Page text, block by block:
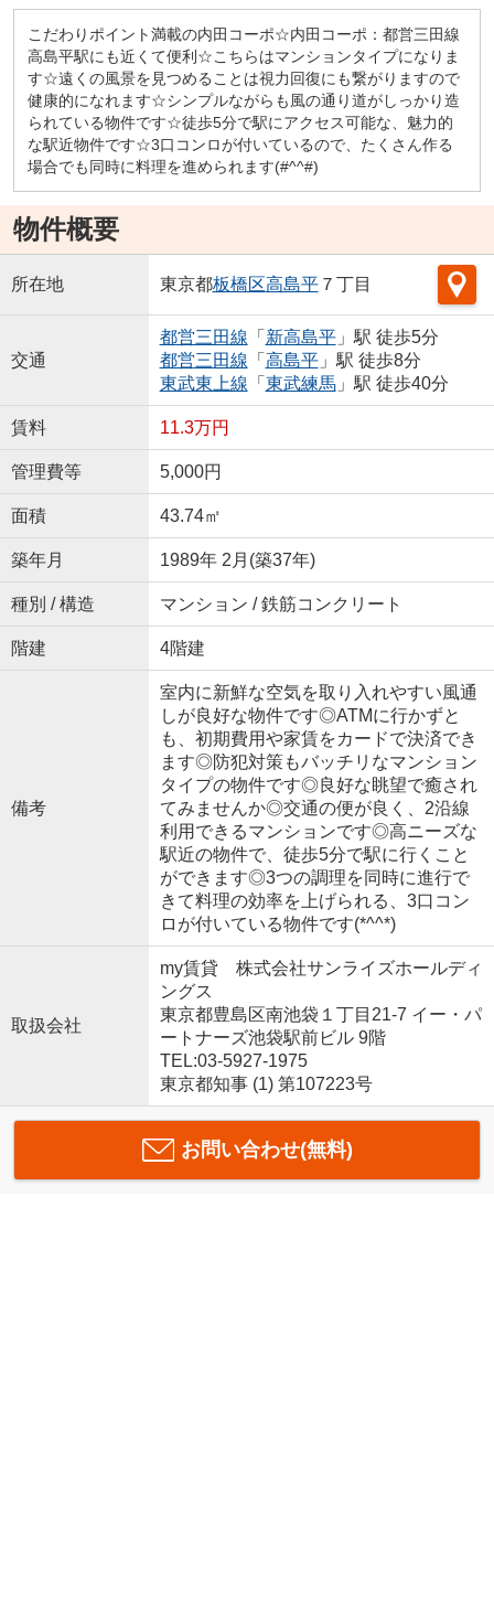
こだわりポイント満載の内田コーポ☆内田コーポ：都営三田線
高島平駅にも近くて便利☆こちらはマンションタイプになりま
す☆遠くの風景を見つめることは視力回復にも繋がりますので
健康的になれます☆シンプルながらも風の通り道がしっかり造
られている物件です☆徒歩5分で駅にアクセス可能な、魅力的
な駅近物件です☆3口コンロが付いているので、たくさん作る
場合でも同時に料理を進められます(#^^#)
物件概要
所在地 東京都板橋区高島平７丁目
交通
都営三田線 「 新高島平」駅 徒歩5分
都営三田線 「 高島平」駅 徒歩8分
東武東上線 「 東武練馬」駅 徒歩40分
賃料 11.3万円
管理費等 5,000円
面積 43.74㎡
築年月 1989年 2月(築37年)
種別 / 構造 マンション / 鉄筋コンクリート
階建 4階建
備考
室内に新鮮な空気を取り入れやすい風通
しが良好な物件です◎ATMに行かずと
も、初期費用や家賃をカードで決済でき
ます◎防犯対策もバッチリなマンション
タイプの物件です◎良好な眺望で癒され
てみませんか◎交通の便が良く、2沿線
利用できるマンションです◎高ニーズな
駅近の物件で、徒歩5分で駅に行くこと
ができます◎3つの調理を同時に進行で
きて料理の効率を上げられる、3口コン
ロが付いている物件です(*^^*)
取扱会社
my賃貸 株式会社サンライズホールディ
ングス
東京都豊島区南池袋１丁目21-7 イー・パ
ートナーズ池袋駅前ビル 9階
TEL:03-5927-1975
東京都知事 (1) 第107223号
お問い合わせ(無料)